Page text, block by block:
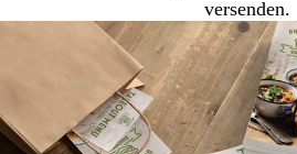
versenden.